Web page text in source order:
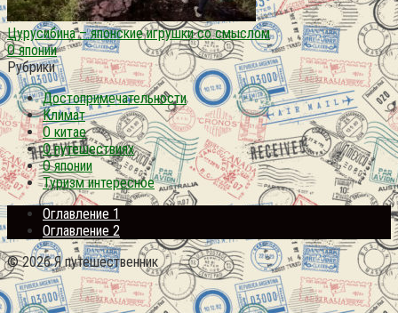
Цурусибина – японские игрушки со смыслом
О японии
Рубрики
Достопримечательности
Климат
О китае
О путешествиях
О японии
Туризм интересное
Оглавление 1
Оглавление 2
© 2026 Я путешественник